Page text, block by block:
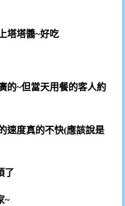
塔塔醬~好吃
的~但當天用餐的客人約
速度真的不快(應該說是
了
~